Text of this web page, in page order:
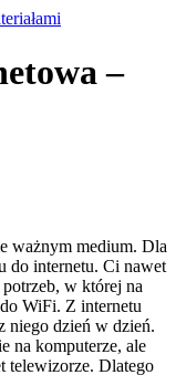
–
ważnym medium. Dla
do internetu. Ci nawet
w której na
WiFi. Z internetu
niego dzień w dzień.
na komputerze, ale
telewizorze. Dlatego